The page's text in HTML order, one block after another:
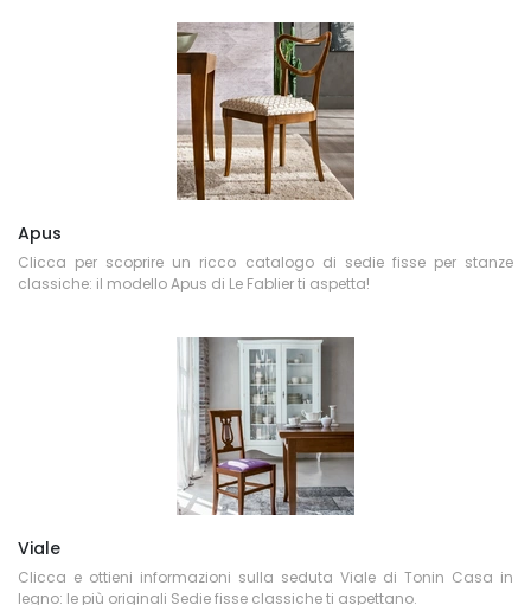
Apus
Clicca per scoprire un ricco catalogo di sedie fisse per stanze
classiche: il modello Apus di Le Fablier ti aspetta!
Viale
Clicca e ottieni informazioni sulla seduta Viale di Tonin Casa in
legno: le più originali Sedie fisse classiche ti aspettano.